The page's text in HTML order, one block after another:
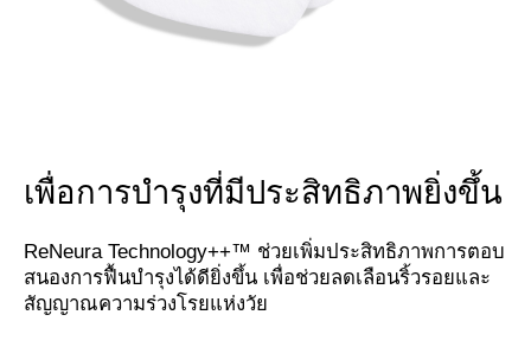
เพื่อการบำรุงที่มีประสิทธิภาพยิ่งขึ้น
ReNeura Technology++™ ช่วยเพิ่มประสิทธิภาพการตอบ
สนองการฟื้นบำรุงได้ดียิ่งขึ้น เพื่อช่วยลดเลือนริ้วรอยและ
สัญญาณความร่วงโรยแห่งวัย